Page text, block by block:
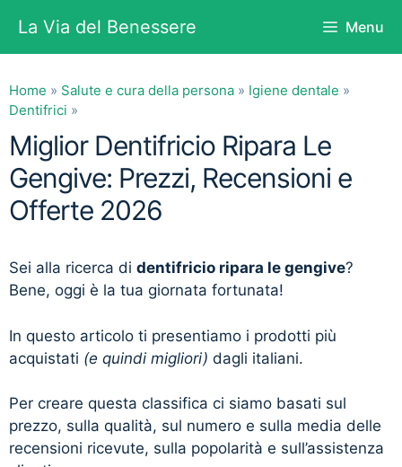
contenuto
La Via del Benessere Menu
Home » Salute e cura della persona » Igiene dentale »
Dentifrici »
Miglior Dentifricio Ripara Le
Gengive: Prezzi, Recensioni e
Offerte 2026
Sei alla ricerca di dentifricio ripara le gengive?
Bene, oggi è la tua giornata fortunata!
In questo articolo ti presentiamo i prodotti più
acquistati (e quindi migliori) dagli italiani.
Per creare questa classifica ci siamo basati sul
prezzo, sulla qualità, sul numero e sulla media delle
recensioni ricevute, sulla popolarità e sull’assistenza